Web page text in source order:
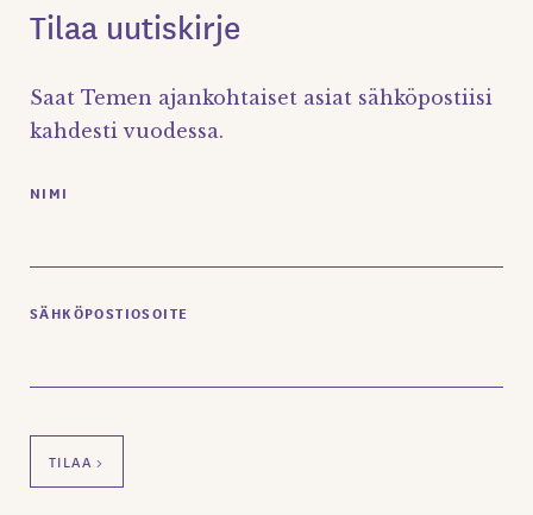
Tilaa uutiskirje
Saat Temen ajankohtaiset asiat sähköpostiisi
kahdesti vuodessa.
NIMI
SÄHKÖPOSTIOSOITE